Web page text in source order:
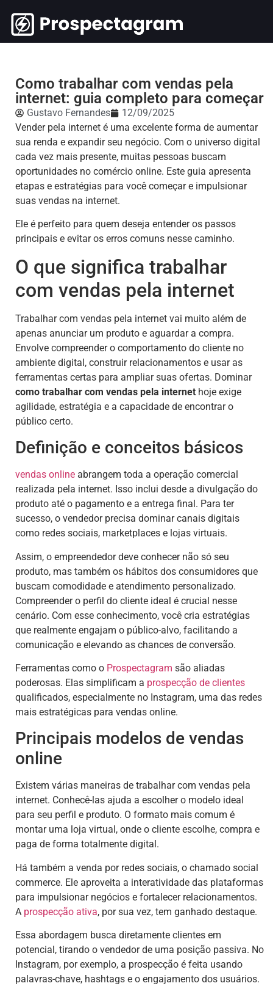
Como trabalhar com vendas pela
internet: guia completo para começar
Gustavo Fernandes
12/09/2025
Vender pela internet é uma excelente forma de aumentar
sua renda e expandir seu negócio. Com o universo digital
cada vez mais presente, muitas pessoas buscam
oportunidades no comércio online. Este guia apresenta
etapas e estratégias para você começar e impulsionar
suas vendas na internet.
Ele é perfeito para quem deseja entender os passos
principais e evitar os erros comuns nesse caminho.
O que significa trabalhar
com vendas pela internet
Trabalhar com vendas pela internet vai muito além de
apenas anunciar um produto e aguardar a compra.
Envolve compreender o comportamento do cliente no
ambiente digital, construir relacionamentos e usar as
ferramentas certas para ampliar suas ofertas. Dominar
como trabalhar com vendas pela internet hoje exige
agilidade, estratégia e a capacidade de encontrar o
público certo.
Definição e conceitos básicos
vendas online abrangem toda a operação comercial
realizada pela internet. Isso inclui desde a divulgação do
produto até o pagamento e a entrega final. Para ter
sucesso, o vendedor precisa dominar canais digitais
como redes sociais, marketplaces e lojas virtuais.
Assim, o empreendedor deve conhecer não só seu
produto, mas também os hábitos dos consumidores que
buscam comodidade e atendimento personalizado.
Compreender o perfil do cliente ideal é crucial nesse
cenário. Com esse conhecimento, você cria estratégias
que realmente engajam o público-alvo, facilitando a
comunicação e elevando as chances de conversão.
Ferramentas como o Prospectagram são aliadas
poderosas. Elas simplificam a prospecção de clientes
qualificados, especialmente no Instagram, uma das redes
mais estratégicas para vendas online.
Principais modelos de vendas
online
Existem várias maneiras de trabalhar com vendas pela
internet. Conhecê-las ajuda a escolher o modelo ideal
para seu perfil e produto. O formato mais comum é
montar uma loja virtual, onde o cliente escolhe, compra e
paga de forma totalmente digital.
Há também a venda por redes sociais, o chamado social
commerce. Ele aproveita a interatividade das plataformas
para impulsionar negócios e fortalecer relacionamentos.
A prospecção ativa, por sua vez, tem ganhado destaque.
Essa abordagem busca diretamente clientes em
potencial, tirando o vendedor de uma posição passiva. No
Instagram, por exemplo, a prospecção é feita usando
palavras-chave, hashtags e o engajamento dos usuários.